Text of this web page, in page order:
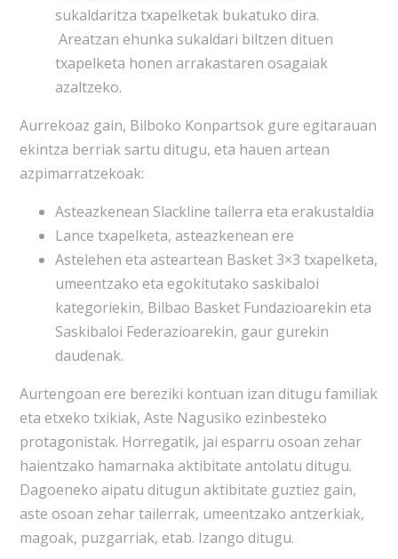
sukaldaritza txapelketak bukatuko dira.
Areatzan ehunka sukaldari biltzen dituen
txapelketa honen arrakastaren osagaiak
azaltzeko.
Aurrekoaz gain, Bilboko Konpartsok gure egitarauan
ekintza berriak sartu ditugu, eta hauen artean
azpimarratzekoak:
Asteazkenean Slackline tailerra eta erakustaldia
Lance txapelketa, asteazkenean ere
Astelehen eta asteartean Basket 3×3 txapelketa,
umeentzako eta egokitutako saskibaloi
kategoriekin, Bilbao Basket Fundazioarekin eta
Saskibaloi Federazioarekin, gaur gurekin
daudenak.
Aurtengoan ere bereziki kontuan izan ditugu familiak
eta etxeko txikiak, Aste Nagusiko ezinbesteko
protagonistak. Horregatik, jai esparru osoan zehar
haientzako hamarnaka aktibitate antolatu ditugu.
Dagoeneko aipatu ditugun aktibitate guztiez gain,
aste osoan zehar tailerrak, umeentzako antzerkiak,
magoak, puzgarriak, etab. Izango ditugu.